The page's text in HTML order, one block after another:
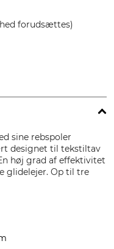
forudsættes)
sine rebspoler
designet til tekstiltav
høj grad af effektivitet
glidelejer. Op til tre